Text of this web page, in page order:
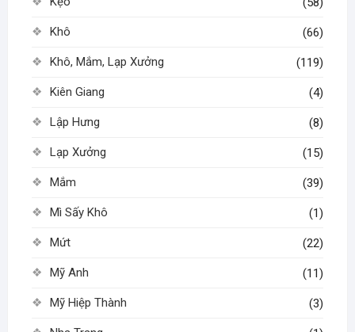
Khô (66)
Khô, Mắm, Lạp Xưởng (119)
Kiên Giang (4)
Lập Hưng (8)
Lạp Xưởng (15)
Mắm (39)
Mì Sấy Khô (1)
Mứt (22)
Mỹ Anh (11)
Mỹ Hiệp Thành (3)